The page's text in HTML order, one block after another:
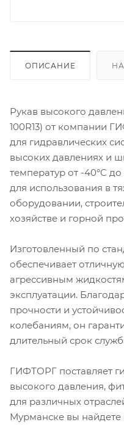
ОПИСАНИЕ
Рукав высокого
100R13) от компании
для гидравлических
высоких давлениях и
температур от -40°C до
для использования в
оборудовании,
хозяйстве и горной
Изготовленный по
обеспечивает
агрессивным
эксплуатации.
прочности и
колебаниям, он
длительный срок
ГИФТОРГ поставляет
высокого давления,
для различных
Мурманске вы найдете